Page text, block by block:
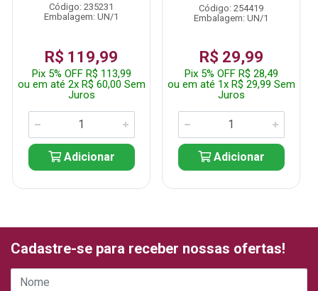
Código: 235231
Embalagem: UN/1
R$ 119,99
Pix 5% OFF R$ 113,99
ou em até 2x R$ 60,00 Sem
Juros
Adicionar
Código: 254419
Embalagem: UN/1
R$ 29,99
Pix 5% OFF R$ 28,49
ou em até 1x R$ 29,99 Sem
Juros
Adicionar
Cadastre-se para receber nossas ofertas!